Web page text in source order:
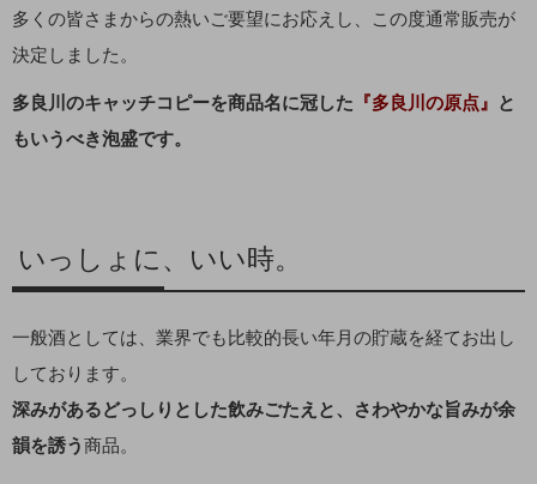
多くの皆さまからの熱いご要望にお応えし、この度通常販売が
決定しました。
多良川のキャッチコピーを商品名に冠した 『多良川の原点』 と
もいうべき泡盛です。
いっしょに、いい時。
一般酒としては、業界でも比較的長い年月の貯蔵を経てお出し
しております。
深みがあるどっしりとした飲みごたえと、さわやかな旨みが余
韻を誘う商品。